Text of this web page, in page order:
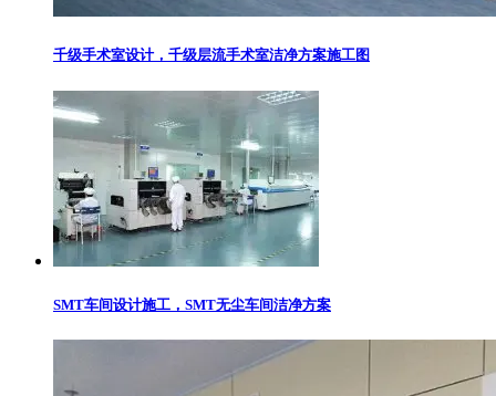
千级手术室设计，千级层流手术室洁净方案施工图
SMT车间设计施工，SMT无尘车间洁净方案